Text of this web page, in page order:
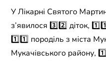
У Лікарні Святого
з’явилося 3️⃣2️⃣ діток,
1️⃣1️⃣ породіль з міста
Мукачівського району,